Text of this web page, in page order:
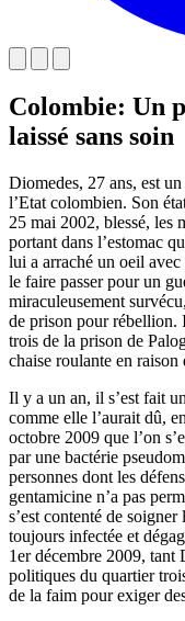
Colombie: Un
laissé sans soin
Diomedes, 27 ans, est
l’Etat colombien. Son
25 mai 2002, blessé, les
portant dans l’estomac
lui a arraché un oeil
le faire passer pour un
miraculeusement
de prison pour rébellion.
trois de la prison de
chaise roulante en raison
Il y a un an, il s’est fait
comme elle l’aurait dû,
octobre 2009 que l’on
par une bactérie
personnes dont les
gentamicine n’a pas
s’est contenté de
toujours infectée et
1er décembre 2009, tant
politiques du quartier
de la faim pour exiger